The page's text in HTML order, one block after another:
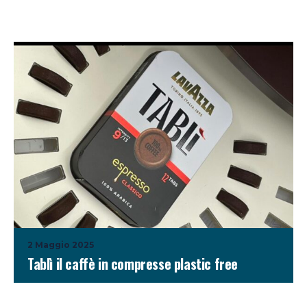
2 Maggio 2025
Tablì il caffè in compresse plastic free